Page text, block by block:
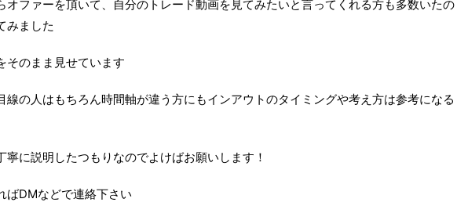
オファーを頂いて、自分のトレード動画を見てみたいと言ってくれる方も多数いたの
みました
そのまま見せています
線の人はもちろん時間軸が違う方にもインアウトのタイミングや考え方は参考になる
寧に説明したつもりなのでよけばお願いします！
ばDMなどで連絡下さい